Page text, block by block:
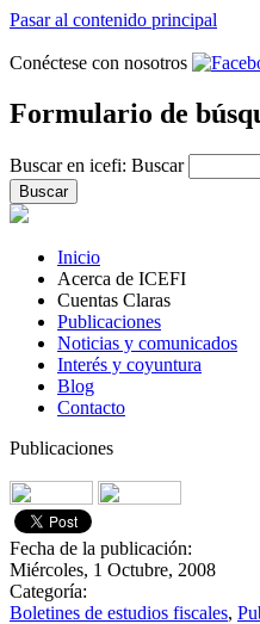
Pasar al contenido principal
Conéctese con nosotros
Formulario de
Buscar en icefi: Buscar
Inicio
Acerca de ICEFI
Cuentas Claras
Publicaciones
Noticias y comunicados
Interés y coyuntura
Blog
Contacto
Publicaciones
Fecha de la publicación:
Miércoles, 1 Octubre, 2008
Categoría:
Boletines de estudios fiscales,